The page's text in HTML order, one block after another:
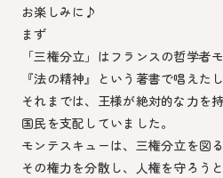
お楽しみに♪
まず
「三権分立」はフランスの哲学者
『法の精神』という著書で唱えたし
それまでは、王様が絶対的な力を
国民を支配していました。
モンテスキューは、三権分立を図
その権力を分散し、人権を守ろう